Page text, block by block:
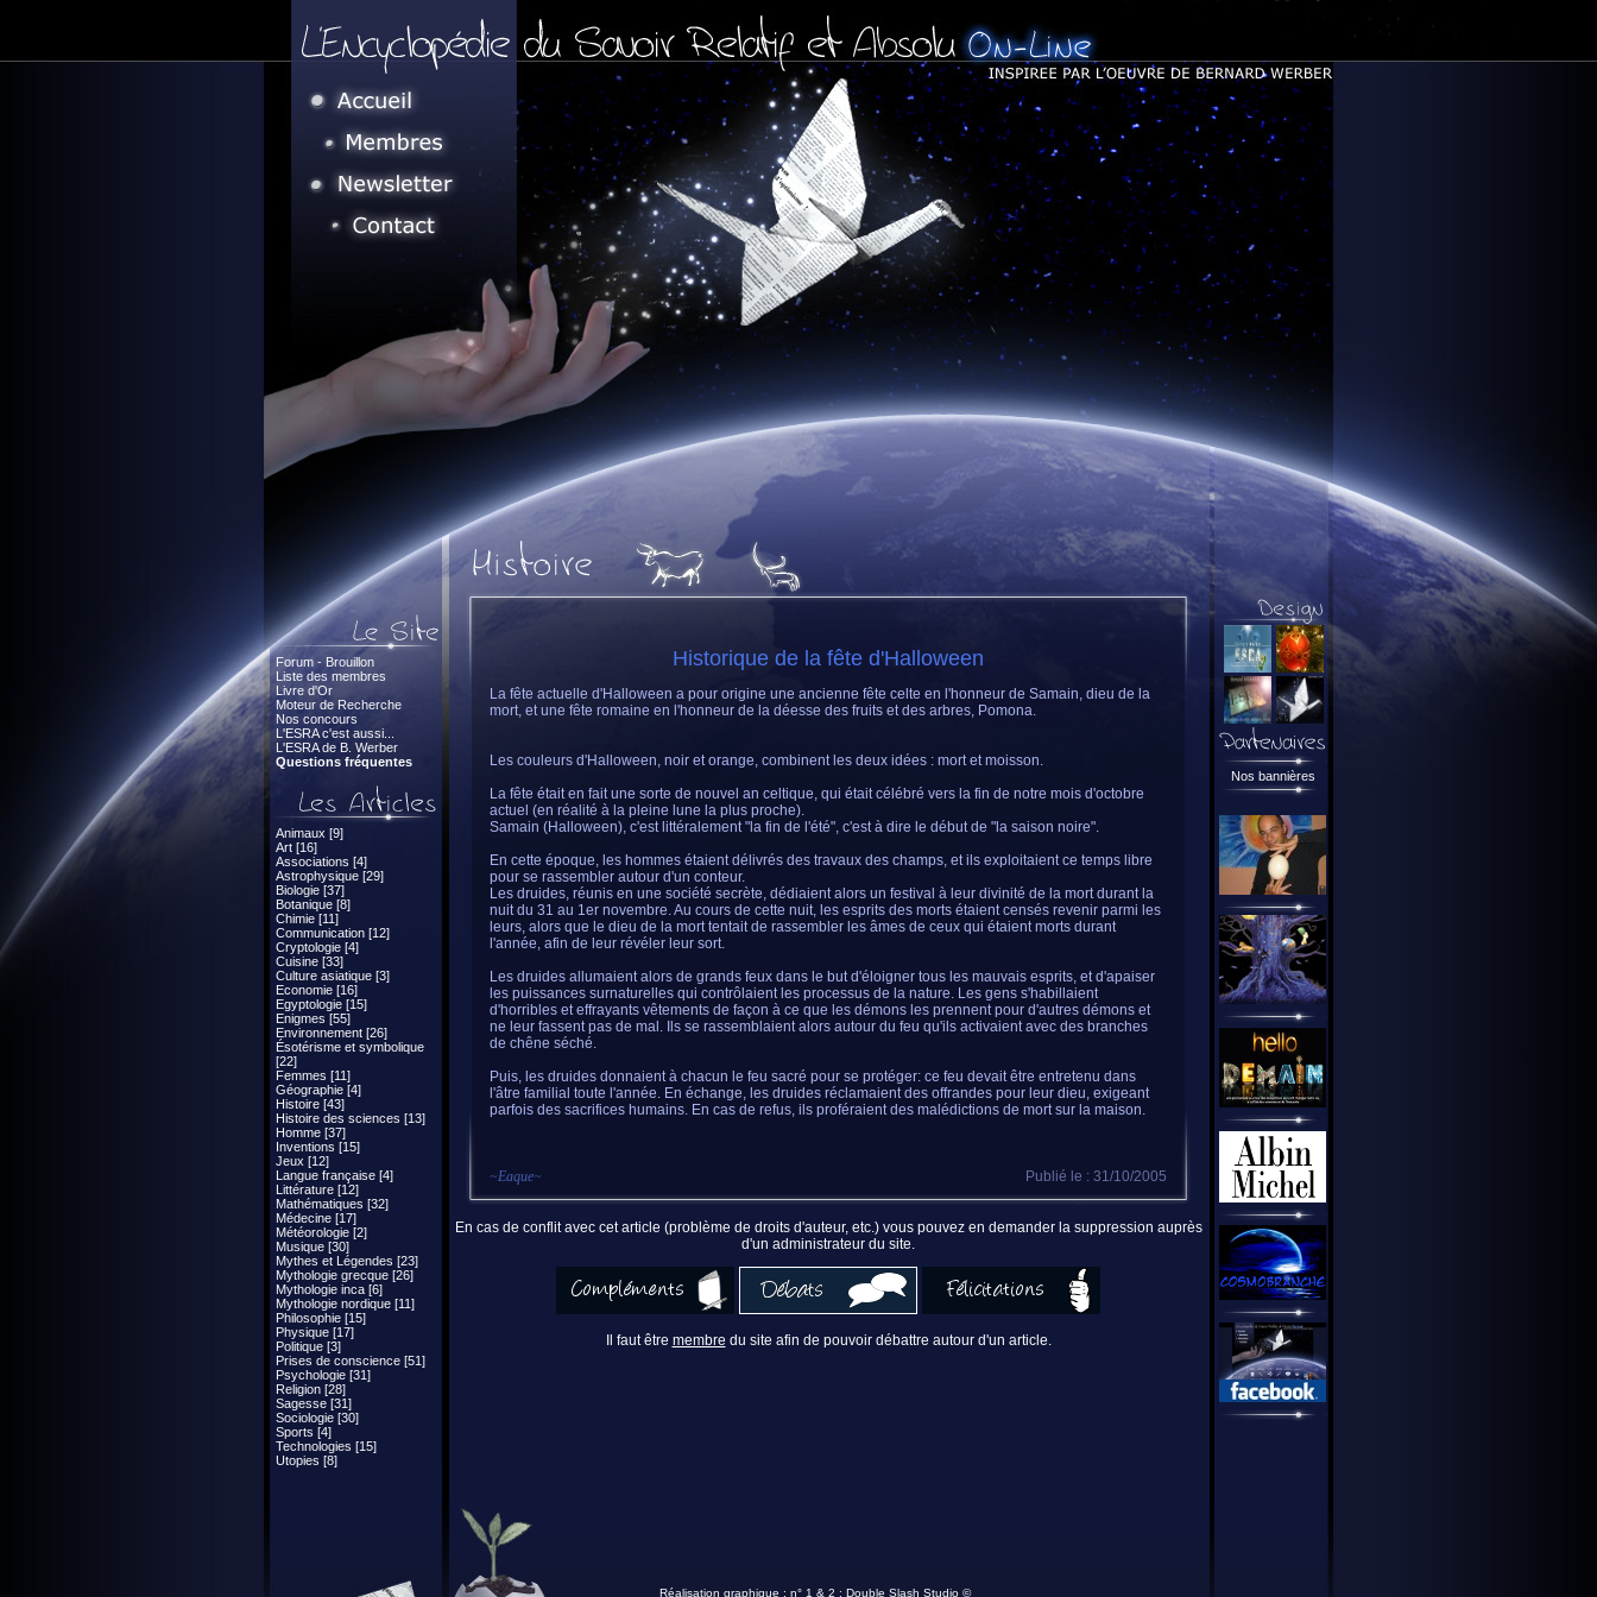
Forum - Brouillon
Liste des membres
Livre d'Or
Moteur de Recherche
Nos concours
L'ESRA c'est aussi...
L'ESRA de B. Werber
Questions fréquentes
Animaux [9]
Art [16]
Associations [4]
Astrophysique [29]
Biologie [37]
Botanique [8]
Chimie [11]
Communication [12]
Cryptologie [4]
Cuisine [33]
Culture asiatique [3]
Economie [16]
Egyptologie [15]
Enigmes [55]
Environnement [26]
Ésotérisme et symbolique
[22]
Femmes [11]
Géographie [4]
Histoire [43]
Histoire des sciences [13]
Homme [37]
Inventions [15]
Jeux [12]
Langue française [4]
Littérature [12]
Mathématiques [32]
Médecine [17]
Météorologie [2]
Musique [30]
Mythes et Légendes [23]
Mythologie grecque [26]
Mythologie inca [6]
Mythologie nordique [11]
Philosophie [15]
Physique [17]
Politique [3]
Prises de conscience [51]
Psychologie [31]
Religion [28]
Sagesse [31]
Sociologie [30]
Sports [4]
Technologies [15]
Utopies [8]
Historique de la fête d'Halloween
La fête actuelle d'Halloween a pour origine une ancienne fête celte en l'honneur de Samain, dieu de la
mort, et une fête romaine en l'honneur de la déesse des fruits et des arbres, Pomona.
Les couleurs d'Halloween, noir et orange, combinent les deux idées : mort et moisson.
La fête était en fait une sorte de nouvel an celtique, qui était célébré vers la fin de notre mois d'octobre
actuel (en réalité à la pleine lune la plus proche).
Samain (Halloween), c'est littéralement "la fin de l'été", c'est à dire le début de "la saison noire".
En cette époque, les hommes étaient délivrés des travaux des champs, et ils exploitaient ce temps libre
pour se rassembler autour d'un conteur.
Les druides, réunis en une société secrète, dédiaient alors un festival à leur divinité de la mort durant la
nuit du 31 au 1er novembre. Au cours de cette nuit, les esprits des morts étaient censés revenir parmi les
leurs, alors que le dieu de la mort tentait de rassembler les âmes de ceux qui étaient morts durant
l'année, afin de leur révéler leur sort.
Les druides allumaient alors de grands feux dans le but d'éloigner tous les mauvais esprits, et d'apaiser
les puissances surnaturelles qui contrôlaient les processus de la nature. Les gens s'habillaient
d'horribles et effrayants vêtements de façon à ce que les démons les prennent pour d'autres démons et
ne leur fassent pas de mal. Ils se rassemblaient alors autour du feu qu'ils activaient avec des branches
de chêne séché.
Puis, les druides donnaient à chacun le feu sacré pour se protéger: ce feu devait être entretenu dans
l'âtre familial toute l'année. En échange, les druides réclamaient des offrandes pour leur dieu, exigeant
parfois des sacrifices humains. En cas de refus, ils proféraient des malédictions de mort sur la maison.
~Eaque~ Publié le : 31/10/2005
En cas de conflit avec cet article (problème de droits d'auteur, etc.) vous pouvez en demander la suppression auprès
d'un administrateur du site.
Il faut être membre du site afin de pouvoir débattre autour d'un article.
Nos bannières
Réalisation graphique : n° 1 & 2 : Double Slash Studio ©